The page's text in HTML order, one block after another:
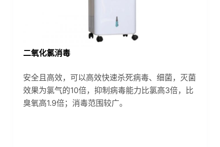
二氧化氯消毒
安全且高效，可以高效快速杀死病毒、细菌，灭菌
效果为氯气的10倍，抑制病毒能力比氯高3倍，比
臭氧高1.9倍；消毒范围较广。